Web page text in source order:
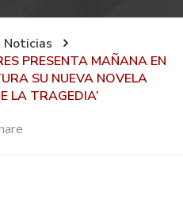
Noticias
PRESENTA MAÑANA EN
SU NUEVA NOVELA
LA TRAGEDIA’